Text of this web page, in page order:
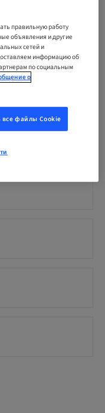
сборы)
правильную работу
объявления и другие
сетей и
информацию об
по социальным
о
все файлы Cookie